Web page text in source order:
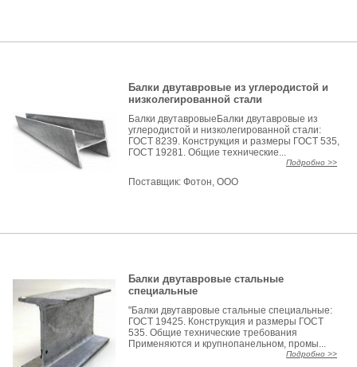
Балки двутавровые из углеродистой и
низколегированной стали
Балки двутавровыеБалки двутавровые из
углеродистой и низколегированной стали:
ГОСТ 8239. Конструкция и размеры ГОСТ 535,
ГОСТ 19281. Общие технические...
Подробно >>
Поставщик:Фотон, ООО
Балки двутавровые стальные
специальные
"Балки двутавровые стальные специальные:
ГОСТ 19425. Конструкция и размеры ГОСТ
535. Общие технические требования
Применяются и крупнопанельном, промы...
Подробно >>